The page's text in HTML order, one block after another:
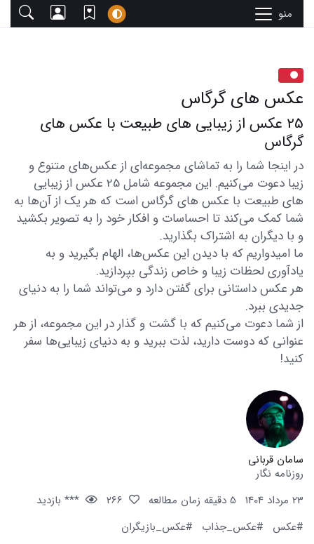
منو
عکس های گرگاس
25 عکس از زیبایی های طبیعت با عکس های
گرگاس
در اینجا شما را به تماشای مجموعه‌ای از عکس‌های متنوع و
زیبا دعوت می‌کنیم. این مجموعه شامل 25 عکس از زیبایی
های طبیعت با عکس های گرگاس است که هر یک از آن‌ها به
شما کمک می‌کند تا احساسات و افکار خود را به تصویر بکشید
و با دیگران به اشتراک بگذارید.
ما امیدواریم که با دیدن این عکس‌ها، الهام بگیرید و به
یادآوری لحظات زیبا و خاص زندگی بپردازید.
هر عکس داستانی برای گفتن دارد و می‌تواند شما را به دنیای
جدیدی ببرد.
از شما دعوت می‌کنیم که با گشت و گذار در این مجموعه، از هر
عنوانی که دوست دارید، لذت ببرید و به دنیای زیبایی‌ها سفر
کنید!
سامان قربانی
روزنامه نگار
23 مرداد 1404
5 دقیقه زمان مطالعه
*** بازدید
#عکس
#عکس_جذاب #عکس_بازیگران